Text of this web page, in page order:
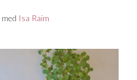
med Isa Raim